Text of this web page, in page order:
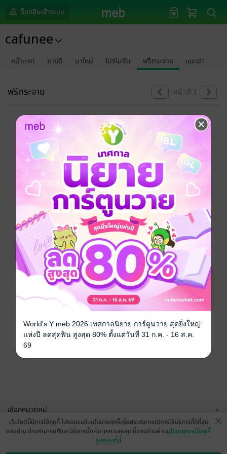
ล็อกอินเข้าระบบ
cafunee
หน้าแรก ขายดี มาใหม่ โปรโมชัน ฟรีกระจาย แนะนำ
ฟรีกระจาย หน้าที่ 1
ขออภัยด้วยนะคะ
ไม่พบข้อมูลในหัวข้อที่คุณกำลังชมค่ะ
เลือกหมวดหมู่ +
บริการช่วยเหลือ
เว็บไซต์นี้มีการใช้คุกกี้ โปรดยอมรับนโยบายคุกกี้เพื่อประสบการณ์การใช้บริการที่ดีที่สุด
ของท่าน ท่านสามารถศึกษาวิธีการตั้งค่าการควบคุมคุกกี้ของท่านผ่านนโยบายการใช้คุกกี้
ของเราที่นี่
World's Y meb 2026 เทศกาลนิยาย การ์ตูนวาย สุดยิ่งใหญ่
แห่งปี ลดสุดฟิน สูงสุด 80% ตั้งแต่วันที่ 31 ก.ค. - 16 ส.ค.
69